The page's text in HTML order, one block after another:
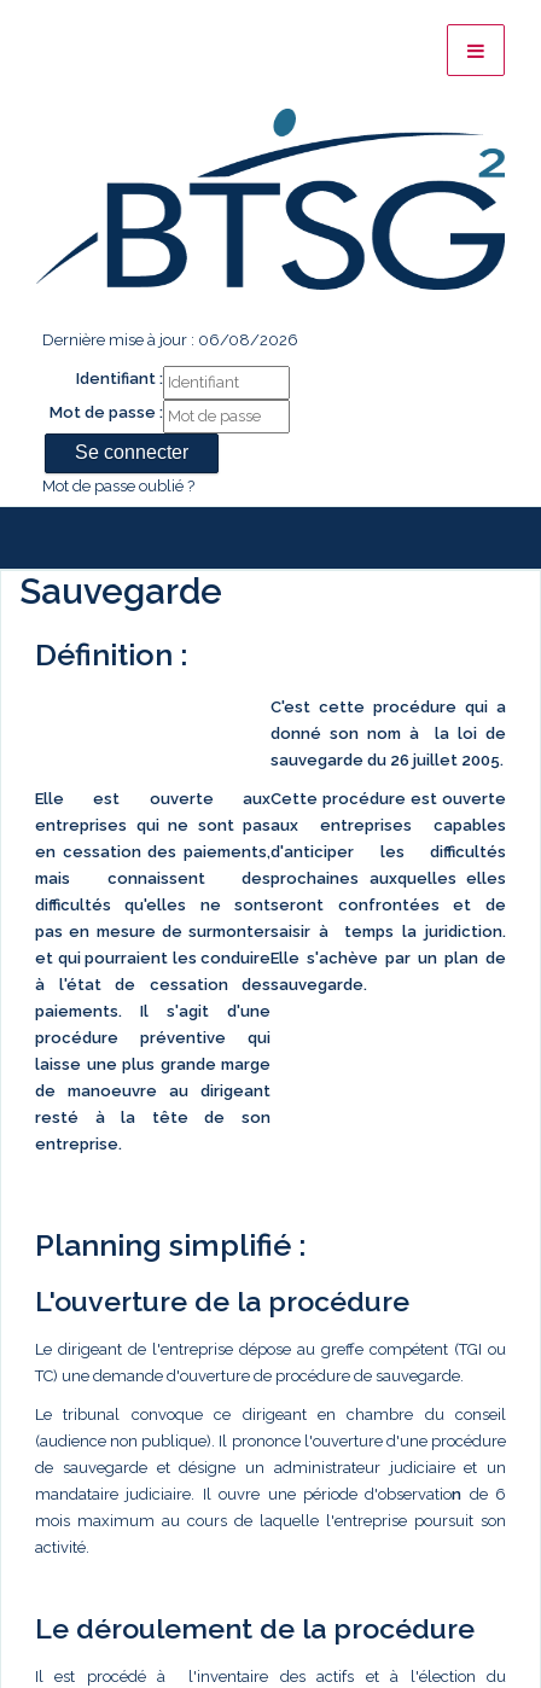
Dernière mise à jour : 06/08/2026
Identifiant :
Mot de passe :
Mot de passe oublié ?
Sauvegarde
Définition :
C'est cette procédure qui a
donné son nom à la loi de
sauvegarde du 26 juillet 2005.
Elle est ouverte aux
entreprises qui ne sont pas
en cessation des paiements,
mais connaissent des
difficultés qu'elles ne sont
pas en mesure de surmonter
et qui pourraient les conduire
à l'état de cessation des
paiements. Il s'agit d'une
procédure préventive qui
laisse une plus grande marge
de manoeuvre au dirigeant
resté à la tête de son
entreprise.
Cette procédure est ouverte
aux entreprises capables
d'anticiper les difficultés
prochaines auxquelles elles
seront confrontées et de
saisir à temps la juridiction.
Elle s'achève par un plan de
sauvegarde.
Planning simplifié :
L'ouverture de la procédure
Le dirigeant de l'entreprise dépose au greffe compétent (TGI ou
TC) une demande d'ouverture de procédure de sauvegarde.
Le tribunal convoque ce dirigeant en chambre du conseil
(audience non publique). Il prononce l'ouverture d'une procédure
de sauvegarde et désigne un administrateur judiciaire et un
mandataire judiciaire. Il ouvre une période d'observation de 6
mois maximum au cours de laquelle l'entreprise poursuit son
activité.
Le déroulement de la procédure
Il est procédé à l'inventaire des actifs et à l'élection du